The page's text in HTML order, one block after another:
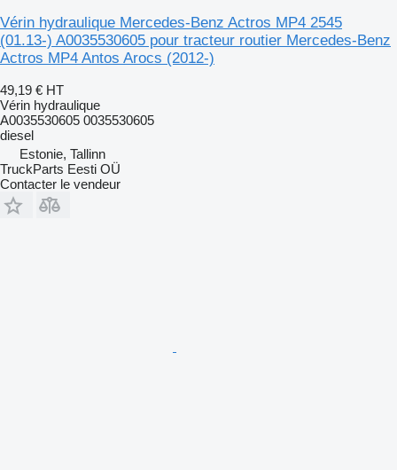
Vérin hydraulique Mercedes-Benz Actros MP4 2545
(01.13-) A0035530605 pour tracteur routier Mercedes-Benz
Actros MP4 Antos Arocs (2012-)
49,19 € HT
Vérin hydraulique
A0035530605 0035530605
diesel
Estonie, Tallinn
TruckParts Eesti OÜ
Contacter le vendeur